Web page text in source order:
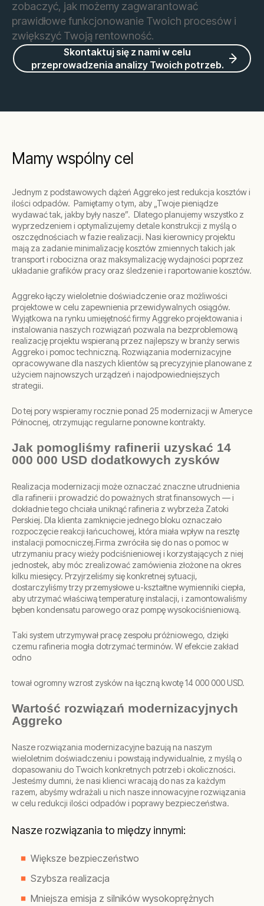
zobaczyć, jak możemy zagwarantować
prawidłowe funkcjonowanie Twoich procesów i
zwiększyć Twoją rentowność.
Skontaktuj się z nami w celu
przeprowadzenia analizy Twoich potrzeb.
Mamy wspólny cel
Jednym z podstawowych dążeń Aggreko jest redukcja kosztów i
ilości odpadów. Pamiętamy o tym, aby „Twoje pieniądze
wydawać tak, jakby były nasze”. Dlatego planujemy wszystko z
wyprzedzeniem i optymalizujemy detale konstrukcji z myślą o
oszczędnościach w fazie realizacji. Nasi kierownicy projektu
mają za zadanie minimalizację kosztów zmiennych takich jak
transport i robocizna oraz maksymalizację wydajności poprzez
układanie grafików pracy oraz śledzenie i raportowanie kosztów.
Aggreko łączy wieloletnie doświadczenie oraz możliwości
projektowe w celu zapewnienia przewidywalnych osiągów.
Wyjątkowa na rynku umiejętność firmy Aggreko projektowania i
instalowania naszych rozwiązań pozwala na bezproblemową
realizację projektu wspieraną przez najlepszy w branży serwis
Aggreko i pomoc techniczną. Rozwiązania modernizacyjne
opracowywane dla naszych klientów są precyzyjnie planowane z
użyciem najnowszych urządzeń i najodpowiedniejszych
strategii.
Do tej pory wspieramy rocznie ponad 25 modernizacji w Ameryce
Północnej, otrzymując regularne ponowne kontrakty.
Jak pomogliśmy rafinerii uzyskać 14
000 000 USD dodatkowych zysków
Realizacja modernizacji może oznaczać znaczne utrudnienia
dla rafinerii i prowadzić do poważnych strat finansowych — i
dokładnie tego chciała uniknąć rafineria z wybrzeża Zatoki
Perskiej. Dla klienta zamknięcie jednego bloku oznaczało
rozpoczęcie reakcji łańcuchowej, która miała wpływ na resztę
instalacji pomocniczej.Firma zwróciła się do nas o pomoc w
utrzymaniu pracy wieży podciśnieniowej i korzystających z niej
jednostek, aby móc zrealizować zamówienia złożone na okres
kilku miesięcy. Przyjrzeliśmy się konkretnej sytuacji,
dostarczyliśmy trzy przemysłowe u-kształtne wymienniki ciepła,
aby utrzymać właściwą temperaturę instalacji, i zamontowaliśmy
bęben kondensatu parowego oraz pompę wysokociśnieniową.
Taki system utrzymywał pracę zespołu próżniowego, dzięki
czemu rafineria mogła dotrzymać terminów. W efekcie zakład
odno
tował ogromny wzrost zysków na łączną kwotę 14 000 000 USD.
Wartość rozwiązań modernizacyjnych
Aggreko
Nasze rozwiązania modernizacyjne bazują na naszym
wieloletnim doświadczeniu i powstają indywidualnie, z myślą o
dopasowaniu do Twoich konkretnych potrzeb i okoliczności.
Jesteśmy dumni, że nasi klienci wracają do nas za każdym
razem, abyśmy wdrażali u nich nasze innowacyjne rozwiązania
w celu redukcji ilości odpadów i poprawy bezpieczeństwa.
Nasze rozwiązania to między innymi:
Większe bezpieczeństwo
Szybsza realizacja
Mniejsza emisja z silników wysokoprężnych